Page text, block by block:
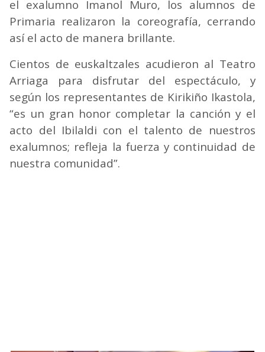
el exalumno Imanol Muro, los alumnos de
Primaria realizaron la coreografía, cerrando
así el acto de manera brillante.
Cientos de euskaltzales acudieron al Teatro
Arriaga para disfrutar del espectáculo, y
según los representantes de Kirikiño Ikastola,
“es un gran honor completar la canción y el
acto del Ibilaldi con el talento de nuestros
exalumnos; refleja la fuerza y continuidad de
nuestra comunidad”.